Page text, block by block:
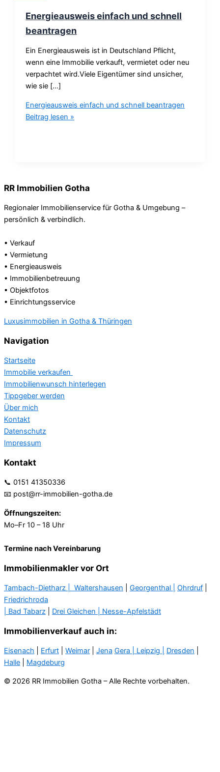
Energieausweis einfach und schnell
beantragen
Ein Energieausweis ist in Deutschland Pflicht,
wenn eine Immobilie verkauft, vermietet oder neu
verpachtet wird.Viele Eigentümer sind unsicher,
wie sie […]
Energieausweis einfach und schnell beantragen
Beitrag lesen »
RR Immobilien Gotha
Regionaler Immobilienservice für Gotha & Umgebung –
persönlich & verbindlich.
• Verkauf
• Vermietung
• Energieausweis
• Immobilienbetreuung
• Objektfotos
• Einrichtungsservice
Luxusimmobilien in Gotha & Thüringen
Navigation
Startseite
Immobilie verkaufen
Immobilienwunsch hinterlegen
Tippgeber werden
Über mich
Kontakt
Datenschutz
Impressum
Kontakt
📞 0151 41350336
📧 post@rr-immobilien-gotha.de
Öffnungszeiten:
Mo–Fr 10 – 18 Uhr
Termine nach Vereinbarung
Immobilienmakler vor Ort
Tambach-Dietharz | Waltershausen Georgenthal | Ohrdruf
Friedrichroda
| Bad Tabarz
Drei Gleichen | Nesse-Apfelstädt
Immobilienverkauf auch in:
Eisenach Erfurt Weimar Jena Gera | Leipzig | Dresden
Halle
Magdeburg
© 2026 RR Immobilien Gotha – Alle Rechte vorbehalten.